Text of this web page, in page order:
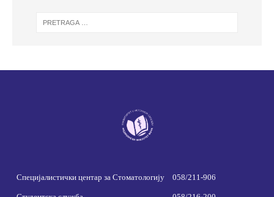
Специјалистички центар за Стоматологију 058/211-906